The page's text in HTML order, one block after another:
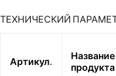
ТЕХНИЧЕСКИЙ
Артикул.
Название
продукта